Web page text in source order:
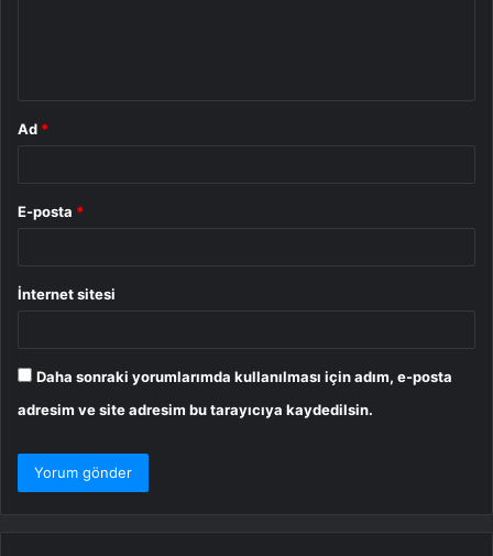
Ad *
E-posta *
İnternet sitesi
Daha sonraki yorumlarımda kullanılması için adım, e-posta
adresim ve site adresim bu tarayıcıya kaydedilsin.